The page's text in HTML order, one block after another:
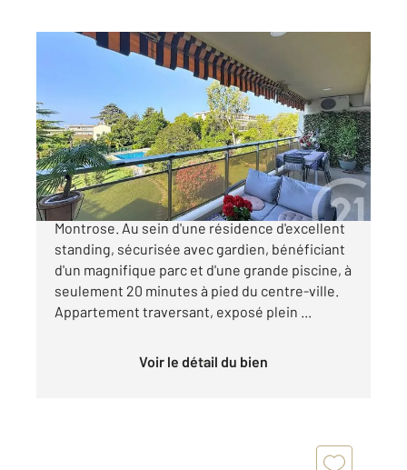
CANNES 06
Appartement F3 à vendre
680 000 €
Exclusivité Cannes Secteur très résidentiel de
Montrose. Au sein d'une résidence d'excellent
standing, sécurisée avec gardien, bénéficiant
d'un magnifique parc et d'une grande piscine, à
seulement 20 minutes à pied du centre-ville.
Appartement traversant, exposé plein ...
Voir le détail du bien